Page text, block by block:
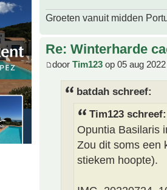
Groeten vanuit midden
Re: Winterharde
door Tim123 op 05 aug
batdah schreef:
Tim123 schreef:
Opuntia Basilaris
Zou dit soms een
stiekem hoopte).